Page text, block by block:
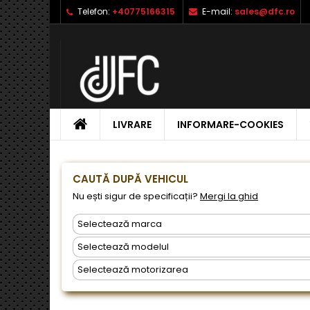
Telefon: +40775166315 E-mail: sales@dfc.ro
ACASALIVRARE INFORMARE-COOKIES
CAUTĂ DUPĂ VEHICUL
Nu ești sigur de specificații? Mergi la ghid